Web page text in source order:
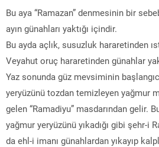
Bu aya “Ramazan” denmesinin bir
ayın günahları yaktığı içindir.
Bu ayda açlık, susuzluk hararetinden
Veyahut oruç hararetinden günahlar
Yaz sonunda güz mevsiminin
yeryüzünü tozdan temizleyen yağmur
gelen “Ramadiyu” masdarından gelir.
yağmur yeryüzünü yıkadığı gibi şehr-i
da ehl-i imanı günahlardan yıkayıp